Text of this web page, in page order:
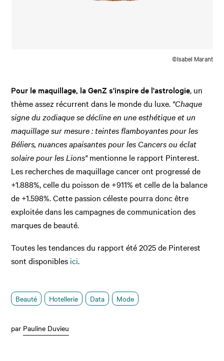
©Isabel Marant
Pour le maquillage, la GenZ s'inspire de l'astrologie, un
thème assez récurrent dans le monde du luxe. "Chaque
signe du zodiaque se décline en une esthétique et un
maquillage sur mesure : teintes flamboyantes pour les
Béliers, nuances apaisantes pour les Cancers ou éclat
solaire pour les Lions"mentionne le rapport Pinterest.
Les recherches de maquillage cancer ont progressé de
+1.888%, celle du poisson de +911% et celle de la balance
de +1.598%. Cette passion céleste pourra donc être
exploitée dans les campagnes de communication des
marques de beauté.
Toutes les tendances du rapport été 2025 de Pinterest
sont disponibles ici.
Beauté Hotellerie Data Mode
par Pauline Duvieu